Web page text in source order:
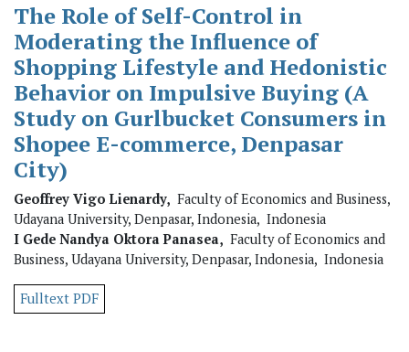
The Role of Self-Control in
Moderating the Influence of
Shopping Lifestyle and Hedonistic
Behavior on Impulsive Buying (A
Study on Gurlbucket Consumers in
Shopee E-commerce, Denpasar
City)
Geoffrey Vigo Lienardy, Faculty of Economics and Business,
Udayana University, Denpasar, Indonesia, Indonesia
I Gede Nandya Oktora Panasea, Faculty of Economics and
Business, Udayana University, Denpasar, Indonesia, Indonesia
Fulltext PDF